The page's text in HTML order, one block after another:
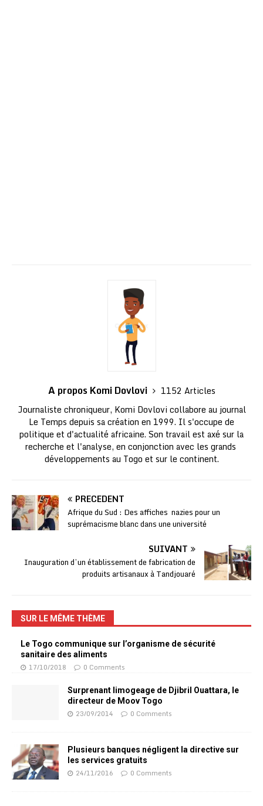
A propos Komi Dovlovi
1152 Articles
Journaliste chroniqueur, Komi Dovlovi collabore au journal
Le Temps depuis sa création en 1999. Il s'occupe de
politique et d'actualité africaine. Son travail est axé sur la
recherche et l'analyse, en conjonction avec les grands
développements au Togo et sur le continent.
PRÉCÉDENT
Afrique du Sud : Des affiches nazies pour un
suprémacisme blanc dans une université
SUIVANT
Inauguration d’un établissement de fabrication de
produits artisanaux à Tandjouaré
SUR LE MÊME THÈME
Le Togo communique sur l’organisme de sécurité
sanitaire des aliments
17/10/2018 0 Comments
Surprenant limogeage de Djibril Ouattara, le
directeur de Moov Togo
23/09/2014 0 Comments
Plusieurs banques négligent la directive sur
les services gratuits
24/11/2016 0 Comments